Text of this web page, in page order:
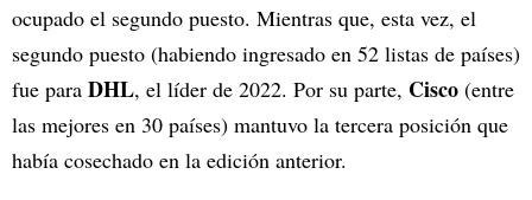
ocupado el segundo puesto. Mientras que, esta vez, el
segundo puesto (habiendo ingresado en 52 listas de países)
fue para DHL, el líder de 2022. Por su parte, Cisco (entre
las mejores en 30 países) mantuvo la tercera posición que
había cosechado en la edición anterior.